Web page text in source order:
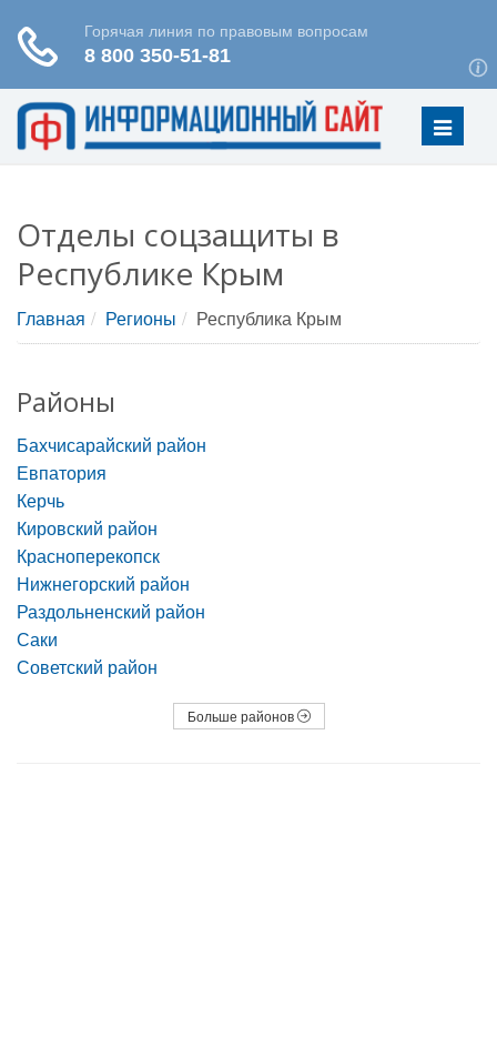
Меню
Отделы соцзащиты в
Республике Крым
Главная Регионы Республика Крым
Районы
Бахчисарайский район
Евпатория
Керчь
Кировский район
Красноперекопск
Нижнегорский район
Раздольненский район
Саки
Советский район
Больше районов